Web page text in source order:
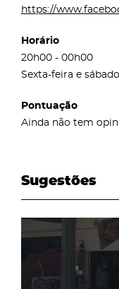
https://
Horário
20h00 - 00h00
Sexta-feira e
Pontuação
Ainda não tem
Sugestões
page